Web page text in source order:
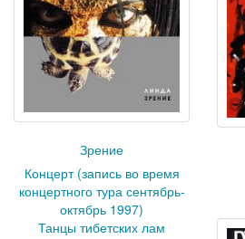
Зрение
Концерт (запись во время
концертного тура сентябрь-
октябрь 1997)
Танцы тибетских лам